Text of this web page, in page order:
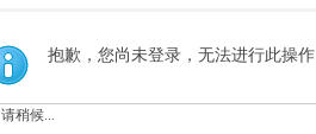
抱歉，您尚未登录，无法进行此操作
请稍候...